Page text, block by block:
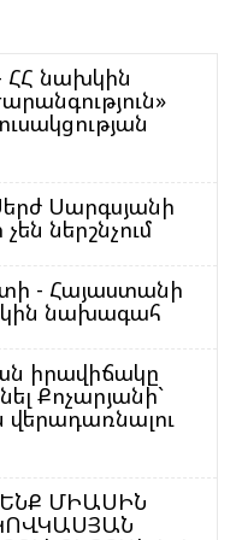
Սարգսյանի
ներշնչում
- Հայաստանի
նախագահ
իրավիճակը
Քոչարյանի`
վերադառնալու
ՄԻԱՍԻՆ